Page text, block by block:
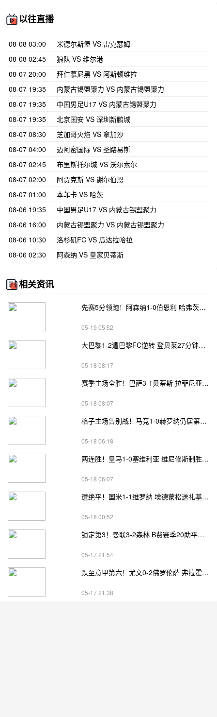
以往直播
08-08 03:00
米德尔斯堡 VS 雷克瑟姆
08-08 02:45
狼队 VS 维尔港
08-07 20:00
拜仁慕尼黑 VS 阿斯顿维拉
08-07 19:35
内蒙古锡盟聚力 VS 内蒙古锡盟聚力
08-07 19:35
中国男足U17 VS 内蒙古锡盟聚力
08-07 19:35
北京国安 VS 深圳新鹏城
08-07 08:30
芝加哥火焰 VS 拿加沙
08-07 04:00
迈阿密国际 VS 圣路易斯
08-07 02:45
布里斯托尔城 VS 沃尔索尔
08-07 02:00
阿贾克斯 VS 谢尔伯恩
08-07 01:00
本菲卡 VS 哈茨
08-06 19:35
中国男足U17 VS 内蒙古锡盟聚力
08-06 16:00
内蒙古锡盟聚力 VS 内蒙古锡盟聚力
08-06 10:30
洛杉矶FC VS 瓜达拉哈拉
08-06 02:30
阿森纳 VS 皇家贝蒂斯
相关资讯
先赛5分领跑！阿森纳1-0伯恩利 哈弗茨制胜+蹬踏染黄 萨卡献助攻
05-19 05:52
大巴黎1-2遭巴黎FC逆转 登贝莱27分钟伤退 戈里替补双响+读秒绝杀
05-18 08:17
赛季主场全胜！巴萨3-1贝蒂斯 拉菲尼亚双响坎塞洛破门伊斯科点射
05-18 08:07
格子主场告别战！马竞1-0赫罗纳仍居第四 格子助攻卢克曼制胜球
05-18 06:18
两连胜！皇马1-0塞维利亚 维尼修斯制胜马斯坦托诺中柱姆总失良机
05-18 06:07
遭绝平！国米1-1维罗纳 埃德蒙松送礼基隆·鲍伊绝平劳塔罗失良机
05-18 00:52
锁定第3！曼联3-2森林 B费赛季20助平英超纪录 卡塞米罗主场告别
05-17 21:54
跌至意甲第六！尤文0-2佛罗伦萨 弗拉霍维奇、麦肯尼进球被吹
05-17 21:38